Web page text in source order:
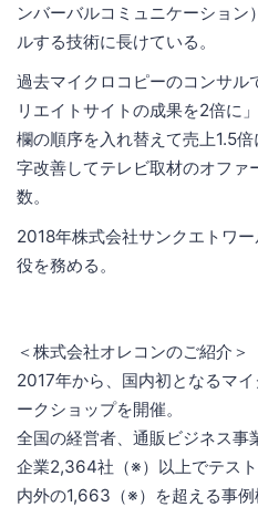
ンバーバルコミュニケーショ
ルする技術に長けている。
過去マイクロコピーのコンサル
リエイトサイトの成果を2倍に
欄の順序を入れ替えて売上1.5
字改善してテレビ取材のオファ
数。
2018年株式会社サンクエトワ
役を務める。
＜株式会社オレコンのご紹介＞
2017年から、国内初となるマ
ークショップを開催。
全国の経営者、通販ビジネス事
企業2,364社（※）以上でテス
内外の1,663（※）を超える事例